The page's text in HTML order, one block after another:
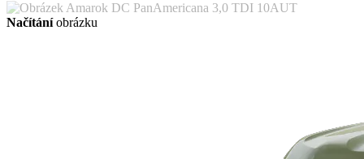
Načítáníobrázku